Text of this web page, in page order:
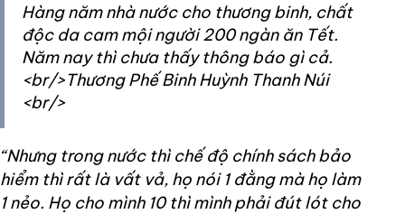
Hàng năm nhà nước cho thương binh, chất
độc da cam mội người 200 ngàn ăn Tết.
Năm nay thì chưa thấy thông báo gì cả.
<br/>Thương Phế Binh Huỳnh Thanh Núi
<br/>
“Nhưng trong nước thì chế độ chính sách bảo
hiểm thì rất là vất vả, họ nói 1 đằng mà họ làm
1 nẻo. Họ cho mình 10 thì mình phải đút lót cho